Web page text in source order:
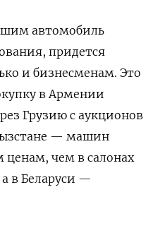
автомобиль
придется
и бизнесменам. Это
в Армении
Грузию с аукционов
— машин
ценам, чем в салонах
в Беларуси —